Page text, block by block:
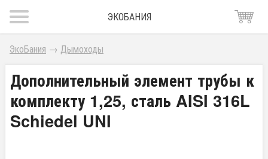
ЭКОБАНИЯ
ЭкоБания → Дымоходы
Дополнительный элемент трубы к
комплекту 1,25, сталь AISI 316L
Schiedel UNI